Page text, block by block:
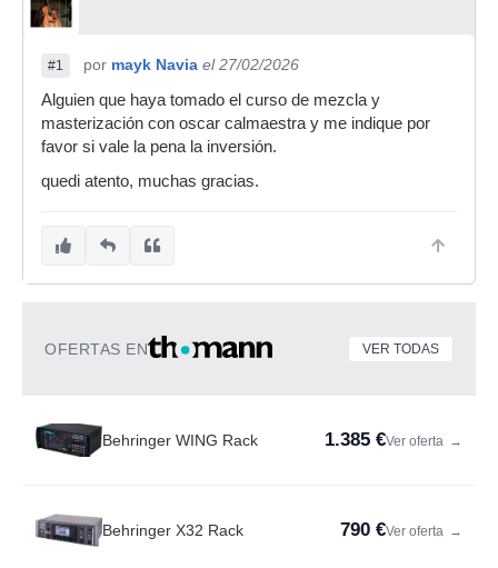
#1 por mayk Navia el 27/02/2026
Alguien que haya tomado el curso de mezcla y
masterización con oscar calmaestra y me indique por
favor si vale la pena la inversión.
quedi atento, muchas gracias.
OFERTAS EN VER TODAS
Behringer WING Rack 1.385 €Ver oferta →
Behringer X32 Rack 790 €Ver oferta →